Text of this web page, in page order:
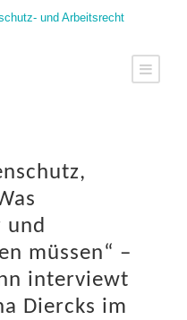
und Arbeitsrecht
und
müssen“ –
interviewt
Diercks im